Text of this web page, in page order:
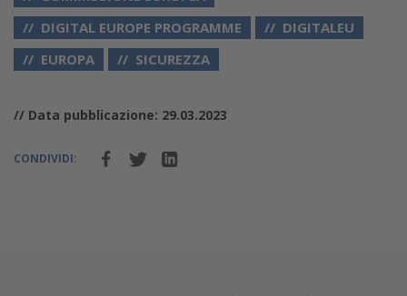
DIGITAL EUROPE PROGRAMME
DIGITALEU
EUROPA
SICUREZZA
// Data pubblicazione: 29.03.2023
CONDIVIDI: